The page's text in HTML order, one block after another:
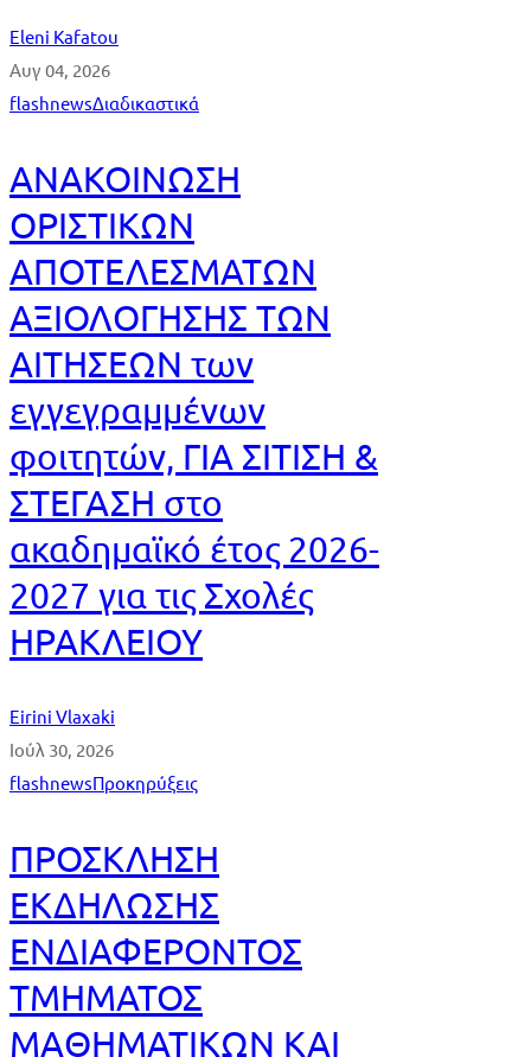
Eleni Kafatou
Αυγ 04, 2026
flashnewsΔιαδικαστικά
ΑΝΑΚΟΙΝΩΣΗ
ΟΡΙΣΤΙΚΩΝ
ΑΠΟΤΕΛΕΣΜΑΤΩΝ
ΑΞΙΟΛΟΓΗΣΗΣ ΤΩΝ
ΑΙΤΗΣΕΩΝ των
εγγεγραμμένων
φοιτητών, ΓΙΑ ΣΙΤΙΣΗ &
ΣΤΕΓΑΣΗ στο
ακαδημαϊκό έτος 2026-
2027 για τις Σχολές
ΗΡΑΚΛΕΙΟΥ
Eirini Vlaxaki
Ιούλ 30, 2026
flashnewsΠροκηρύξεις
ΠΡΟΣΚΛΗΣΗ
ΕΚΔΗΛΩΣΗΣ
ΕΝΔΙΑΦΕΡΟΝΤΟΣ
ΤΜΗΜΑΤΟΣ
ΜΑΘΗΜΑΤΙΚΩΝ ΚΑΙ